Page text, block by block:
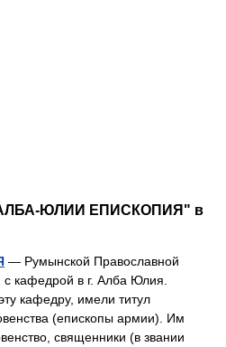
ЮЛИИ ЕПИСКОПИЯ" в
— Румынской Православной
кафедрой в г. Алба Юлия.
кафедру, имели титул
(епископы армии). Им
священники (в звании